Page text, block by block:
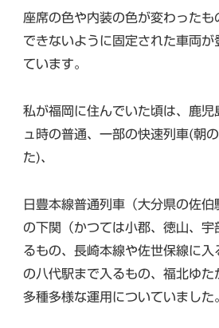
座席の色や内装の色が変わったも
できないように固定された車両が
ています。
私が福岡に住んでいた頃は、鹿児
ュ時の普通、一部の快速列車(朝
た)、
日豊本線普通列車（大分県の佐
の下関（かつては小郡、徳山、宇
るもの、長崎本線や佐世保線に入
の八代駅まで入るもの、福北ゆた
多種多様な運用についていました